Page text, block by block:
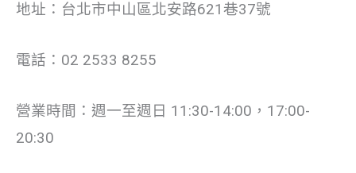
地址：台北市中山區北安路621巷37號
電話：02 2533 8255
營業時間：週一至週日 11:30-14:00，17:00-
20:30